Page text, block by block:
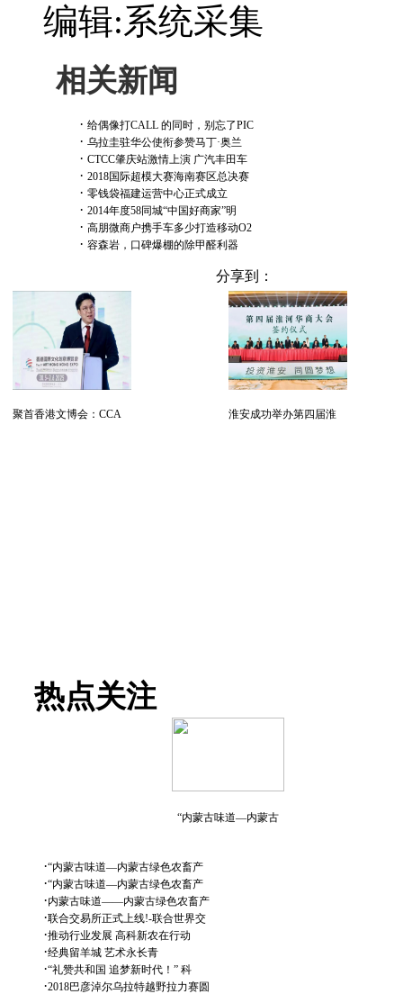
编辑:系统采集
相关新闻
· 给偶像打CALL 的同时，别忘了PIC
· 乌拉圭驻华公使衔参赞马丁·奥兰
· CTCC肇庆站激情上演 广汽丰田车
· 2018国际超模大赛海南赛区总决赛
· 零钱袋福建运营中心正式成立
· 2014年度58同城“中国好商家”明
· 高朋微商户携手车多少打造移动O2
· 容森岩，口碑爆棚的除甲醛利器
分享到：
聚首香港文博会：CCA 淮安成功举办第四届淮
热点关注
“内蒙古味道—内蒙古
·“内蒙古味道—内蒙古绿色农畜产
·“内蒙古味道—内蒙古绿色农畜产
·内蒙古味道——内蒙古绿色农畜产
·联合交易所正式上线!-联合世界交
·推动行业发展 高科新农在行动
·经典留羊城 艺术永长青
·“礼赞共和国 追梦新时代！” 科
·2018巴彦淖尔乌拉特越野拉力赛圆